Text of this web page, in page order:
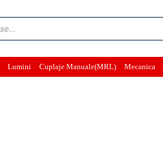
Lumini Cuplaje Manuale(MRL) Mecanica